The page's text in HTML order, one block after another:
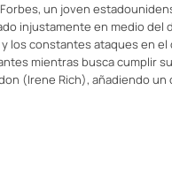
un joven
injustamente en medio del
los constantes ataques en
mientras busca cumplir
(Irene Rich), añadiendo